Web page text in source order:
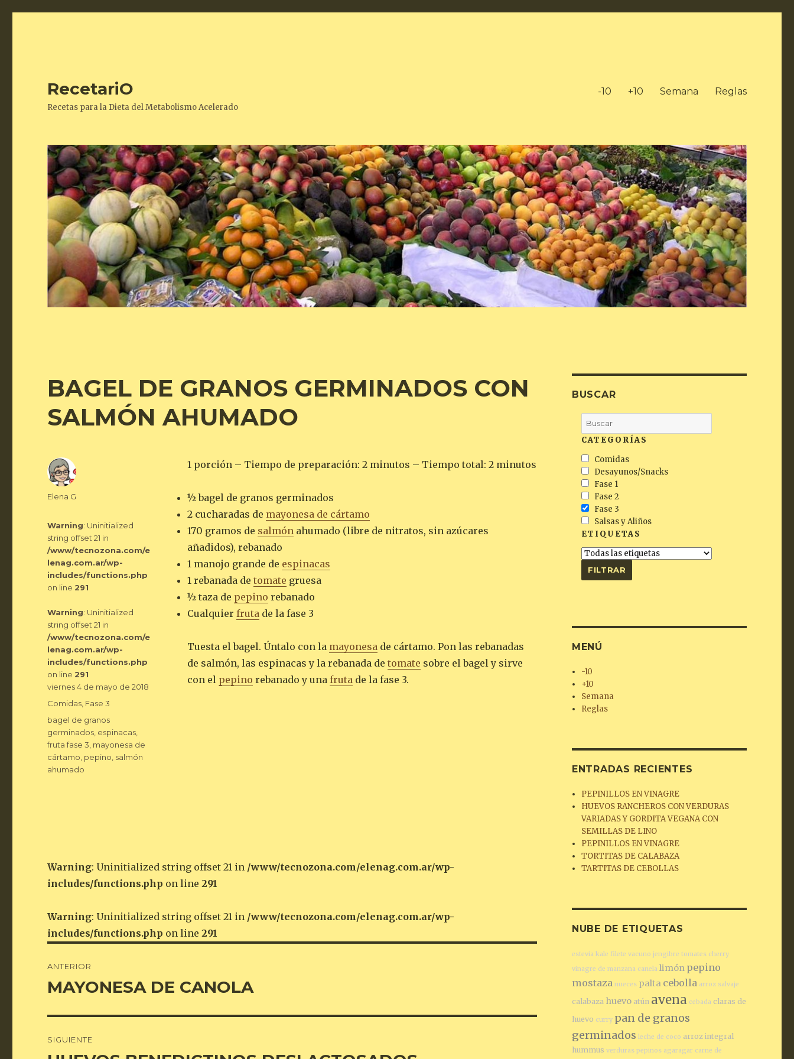
RecetariO
Recetas para la Dieta del Metabolismo Acelerado
-10 +10 Semana Reglas
BAGEL DE GRANOS GERMINADOS CON
SALMÓN AHUMADO
1 porción – Tiempo de preparación: 2 minutos – Tiempo total: 2 minutos
½ bagel de granos germinados
2 cucharadas de mayonesa de cártamo
170 gramos de salmónahumado (libre de nitratos, sin azúcares
añadidos), rebanado
1 manojo grande de espinacas
1 rebanada de tomate gruesa
½ taza de pepino rebanado
Cualquier frutade la fase 3
Tuesta el bagel. Úntalo con la mayonesade cártamo. Pon las rebanadas
de salmón, las espinacas y la rebanada de tomate sobre el bagel y sirve
con el pepino rebanado y una frutade la fase 3.
Autor
Elena G
Warning: Uninitialized
string offset 21 in
/www/tecnozona.com/e
lenag.com.ar/wp-
includes/functions.php
on line 291
Warning: Uninitialized
string offset 21 in
/www/tecnozona.com/e
lenag.com.ar/wp-
includes/functions.php
on line 291
Publicado
viernes 4 de mayo de 2018
Categorías
Comidas Fase 3
Etiquetas
bagel de granos
germinados espinacas
fruta fase 3 mayonesa de
cártamo pepino salmón
ahumado
Warning: Uninitialized string offset 21 in /www/tecnozona.com/elenag.com.ar/wp-
includes/functions.php on line291
Warning: Uninitialized string offset 21 in /www/tecnozona.com/elenag.com.ar/wp-
includes/functions.php on line291
de
ANTERIOR
Entrada
MAYONESA DE CANOLA
SIGUIENTE
BUSCAR
CATEGORÍAS
Comidas
Desayunos/Snacks
Fase 1
Fase 2
Fase 3
Salsas y Aliños
ETIQUETAS
MENÚ
-10
+10
Semana
Reglas
ENTRADAS RECIENTES
PEPINILLOS EN VINAGRE
HUEVOS RANCHEROS CON VERDURAS
VARIADAS Y GORDITA VEGANA CON
SEMILLAS DE LINO
PEPINILLOS EN VINAGRE
TORTITAS DE CALABAZA
TARTITAS DE CEBOLLAS
NUBE DE ETIQUETAS
estevia kale filete vacuno jengibre tomates cherry
vinagre de manzana canela limón pepino
mostaza nueces palta cebolla arroz salvaje
calabaza huevo atún avena cebada claras de
huevo curry pan de granos
germinados leche de coco arroz integral
hummus verduras pepinos agaragar carne de